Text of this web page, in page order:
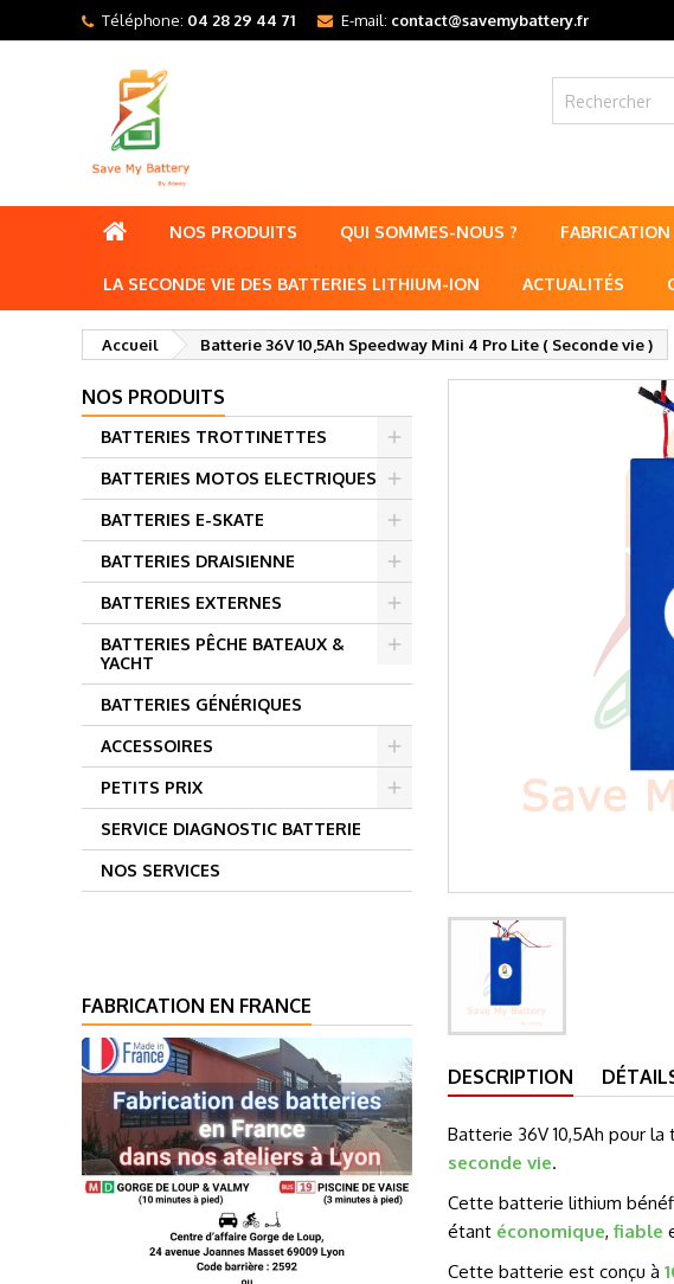
Téléphone: 04 28 29 44 71 E-mail: contact@savemybattery.fr
NOS PRODUITS QUI SOMMES-NOUS ?
LA SECONDE VIE DES BATTERIES LITHIUM-ION ACTUALITÉS
Accueil Batterie 36V 10,5Ah Speedway Mini 4 Pro Lite ( Seconde vie )
NOS PRODUITS
BATTERIES TROTTINETTES
BATTERIES MOTOS ELECTRIQUES
BATTERIES E-SKATE
BATTERIES DRAISIENNE
BATTERIES EXTERNES
BATTERIES PÊCHE BATEAUX &
YACHT
BATTERIES GÉNÉRIQUES
ACCESSOIRES
PETITS PRIX
SERVICE DIAGNOSTIC BATTERIE
NOS SERVICES
FABRICATION EN FRANCE
DESCRIPTION
Batterie 36V 10,5Ah pour
seconde vie.
Cette batterie lithium
étant économique, fiable
Cette batterie est conçu à